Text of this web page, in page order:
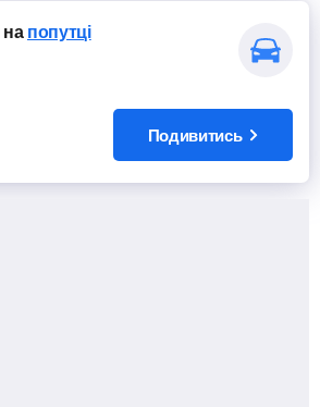
на попутці
Подивитись